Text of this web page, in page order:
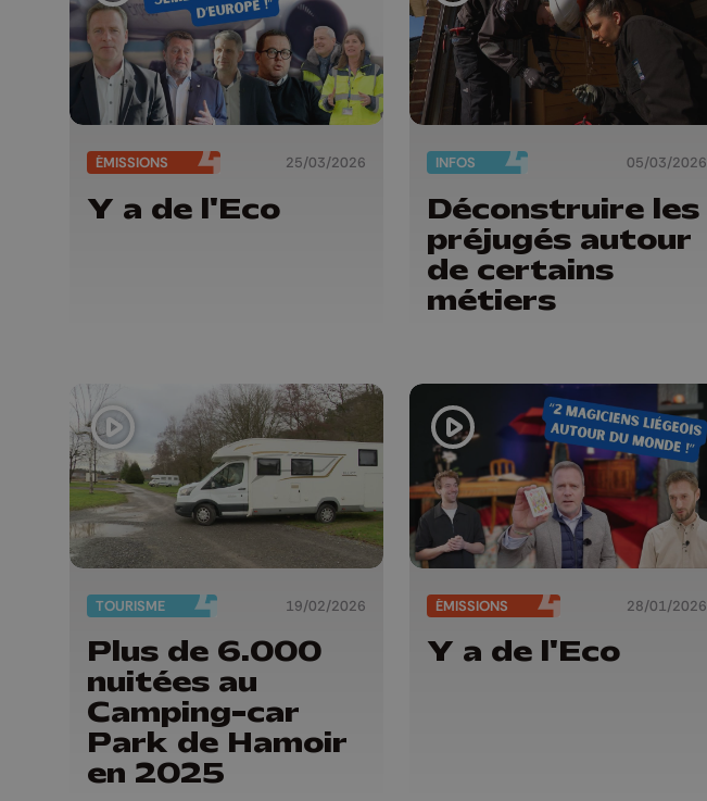
ÉMISSIONS 25/03/2026
Y a de l'Eco
INFOS 05/03/2026
Déconstruire les
préjugés autour
de certains
métiers
TOURISME 19/02/2026
Plus de 6.000
nuitées au
Camping-car
Park de Hamoir
en 2025
ÉMISSIONS 28/01/2026
Y a de l'Eco